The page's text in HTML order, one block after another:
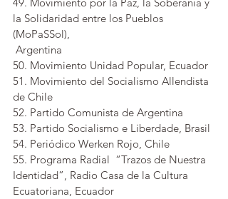
la Solidaridad entre los Pueblos
(MoPaSSol),
Argentina
50. Movimiento Unidad Popular, Ecuador
51. Movimiento del Socialismo Allendista
de Chile
52. Partido Comunista de Argentina
53. Partido Socialismo e Liberdade, Brasil
54. Periódico Werken Rojo, Chile
55. Programa Radial  “Trazos de Nuestra
Identidad”, Radio Casa de la Cultura
Ecuatoriana, Ecuador